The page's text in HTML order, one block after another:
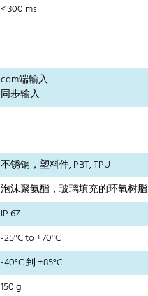
< 300 ms
com端输入
同步输入
不锈钢，塑料件, PBT, TPU
泡沫聚氨酯，玻璃填充的环氧树脂
IP 67
-25°C to +70°C
-40°C 到 +85°C
150 g